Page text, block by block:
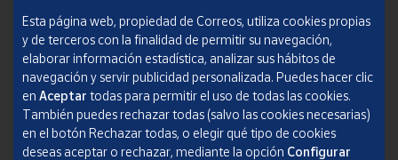
Política de cookies
Aviso legal
Condiciones del servicio
Política de Privacidad Web
Esta página web, propiedad de Correos, utiliza cookies propias
y de terceros con la finalidad de permitir su navegación,
elaborar información estadística, analizar sus hábitos de
navegación y servir publicidad personalizada. Puedes hacer clic
en Aceptar todas para permitir el uso de todas las cookies.
También puedes rechazar todas (salvo las cookies necesarias)
en el botón Rechazar todas, o elegir qué tipo de cookies
deseas aceptar o rechazar, mediante la opción Configurar